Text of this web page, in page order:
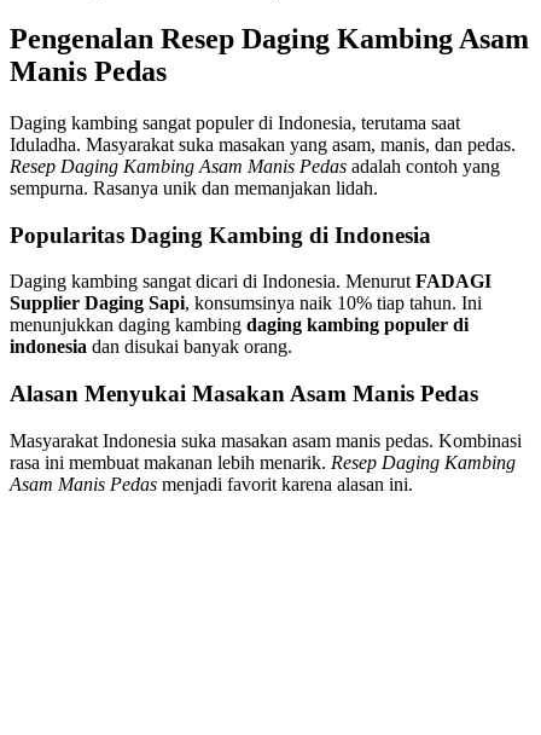
Pengenalan Resep Daging Kambing Asam
Manis Pedas
Daging kambing sangat populer di Indonesia, terutama saat
Iduladha. Masyarakat suka masakan yang asam, manis, dan pedas.
Resep Daging Kambing Asam Manis Pedas adalah contoh yang
sempurna. Rasanya unik dan memanjakan lidah.
Popularitas Daging Kambing di Indonesia
Daging kambing sangat dicari di Indonesia. Menurut FADAGI
Supplier Daging Sapi, konsumsinya naik 10% tiap tahun. Ini
menunjukkan daging kambing daging kambing populer di
indonesia dan disukai banyak orang.
Alasan Menyukai Masakan Asam Manis Pedas
Masyarakat Indonesia suka masakan asam manis pedas. Kombinasi
rasa ini membuat makanan lebih menarik. Resep Daging Kambing
Asam Manis Pedas menjadi favorit karena alasan ini.